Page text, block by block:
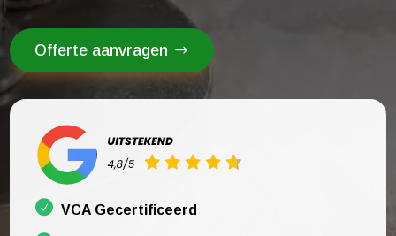
Offerte aanvragen
VCA Gecertificeerd